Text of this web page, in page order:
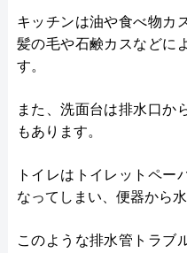
キッチンは油や食べ物カ
髪の毛や石鹸カスなどに
す。
また、洗面台は排水口か
もあります。
トイレはトイレットペー
なってしまい、便器から
このような排水管トラブ